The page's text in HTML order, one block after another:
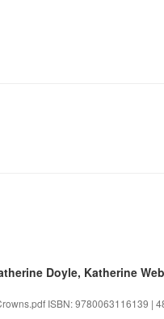
Doyle, Katherine
ISBN: 9780063116139 |